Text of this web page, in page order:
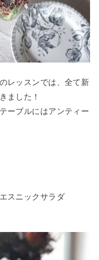
レッスンでは、全て新
ました！
ーブルにはアンティー
スニックサラダ